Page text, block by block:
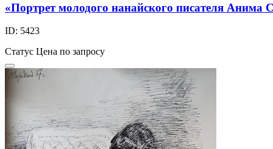
«Портрет молодого нанайского писателя Анима
ID: 5423
Статус Цена по запросу